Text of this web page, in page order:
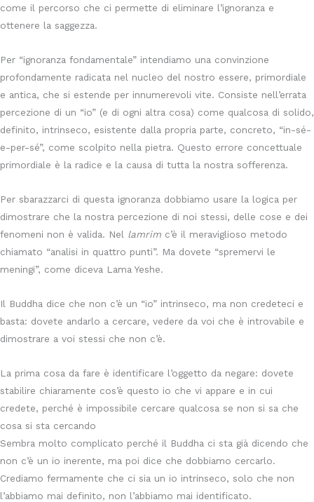
come il percorso che ci permette di eliminare l’ignoranza e
ottenere la saggezza.
Per “ignoranza fondamentale” intendiamo una convinzione
profondamente radicata nel nucleo del nostro essere, primordiale
e antica, che si estende per innumerevoli vite. Consiste nell’errata
percezione di un “io” (e di ogni altra cosa) come qualcosa di solido,
definito, intrinseco, esistente dalla propria parte, concreto, “in-sé-
e-per-sé”, come scolpito nella pietra. Questo errore concettuale
primordiale è la radice e la causa di tutta la nostra sofferenza.
Per sbarazzarci di questa ignoranza dobbiamo usare la logica per
dimostrare che la nostra percezione di noi stessi, delle cose e dei
fenomeni non è valida. Nel lamrim c’è il meraviglioso metodo
chiamato “analisi in quattro punti”. Ma dovete “spremervi le
meningi”, come diceva Lama Yeshe.
Il Buddha dice che non c’è un “io” intrinseco, ma non credeteci e
basta: dovete andarlo a cercare, vedere da voi che è introvabile e
dimostrare a voi stessi che non c’è.
La prima cosa da fare è identificare l’oggetto da negare: dovete
stabilire chiaramente cos’è questo io che vi appare e in cui
credete, perché è impossibile cercare qualcosa se non si sa che
cosa si sta cercando
Sembra molto complicato perché il Buddha ci sta già dicendo che
non c’è un io inerente, ma poi dice che dobbiamo cercarlo.
Crediamo fermamente che ci sia un io intrinseco, solo che non
l’abbiamo mai definito, non l’abbiamo mai identificato.